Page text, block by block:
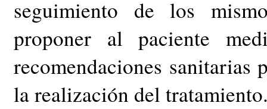
seguimiento de los
proponer al paciente
recomendaciones
la realización del